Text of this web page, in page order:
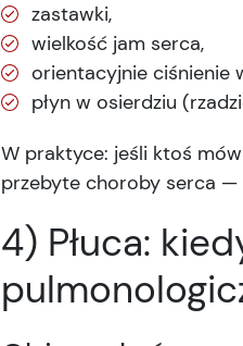
zastawki,
wielkość jam serca,
orientacyjnie ciśnienie
płyn w osierdziu
W praktyce: jeśli ktoś
przebyte choroby serca
4) Płuca: